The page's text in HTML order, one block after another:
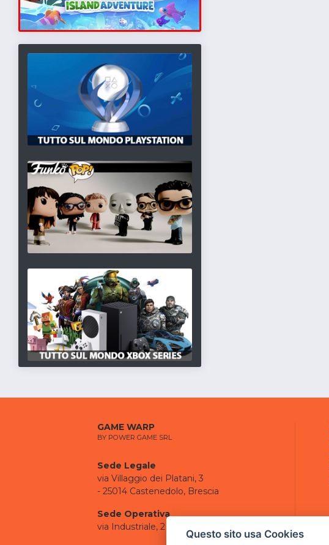
GAME WARP
BY POWER GAME SRL
Sede Legale
via Villaggio dei Platani, 3
- 25014 Castenedolo, Brescia
Sede Operativa
via Industriale, 2 - 25082 Botticino, BS
Questo sito usa Cookies